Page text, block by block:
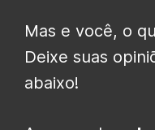
Mas e você, o
Deixe suas
abaixo!